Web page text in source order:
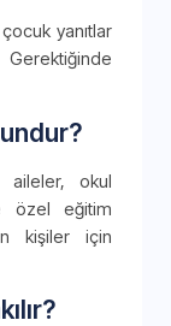
yanıtlar
aileler, okul
özel eğitim
kişiler için